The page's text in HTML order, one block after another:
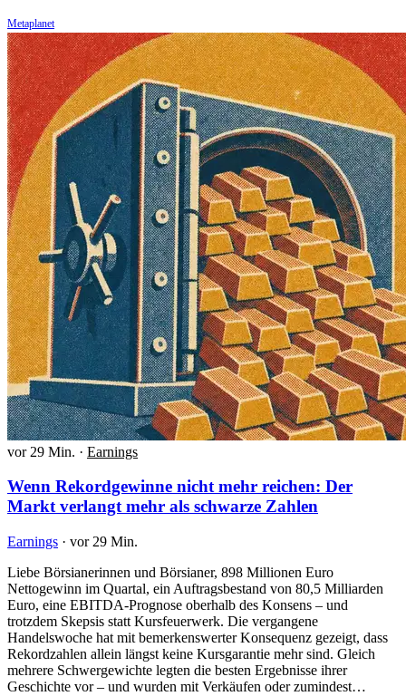
Metaplanet
vor 29 Min. · Earnings
Wenn Rekordgewinne nicht mehr reichen: Der
Markt verlangt mehr als schwarze Zahlen
Earnings · vor 29 Min.
Liebe Börsianerinnen und Börsianer, 898 Millionen Euro
Nettogewinn im Quartal, ein Auftragsbestand von 80,5 Milliarden
Euro, eine EBITDA-Prognose oberhalb des Konsens – und
trotzdem Skepsis statt Kursfeuerwerk. Die vergangene
Handelswoche hat mit bemerkenswerter Konsequenz gezeigt, dass
Rekordzahlen allein längst keine Kursgarantie mehr sind. Gleich
mehrere Schwergewichte legten die besten Ergebnisse ihrer
Geschichte vor – und wurden mit Verkäufen oder zumindest…